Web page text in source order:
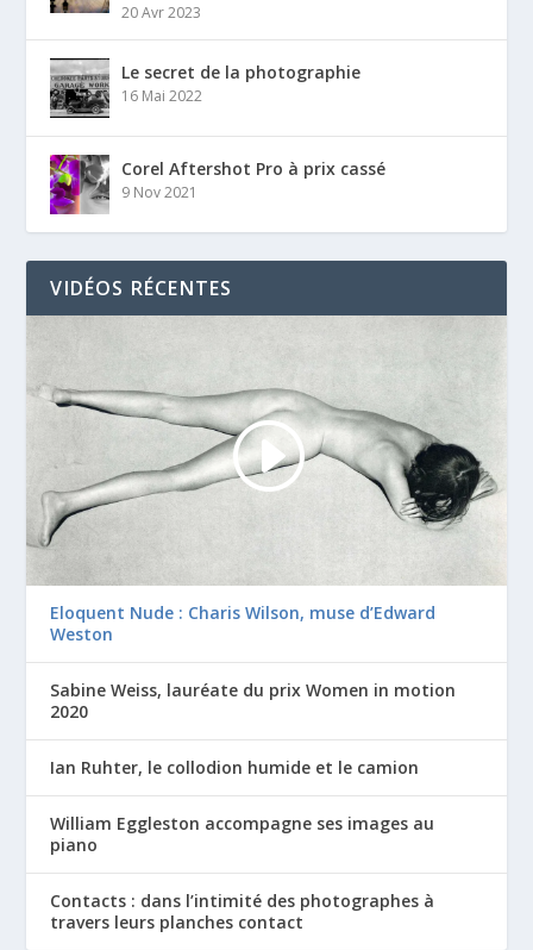
20 Avr 2023
Le secret de la photographie
16 Mai 2022
Corel Aftershot Pro à prix cassé
9 Nov 2021
VIDÉOS RÉCENTES
Eloquent Nude : Charis Wilson, muse d’Edward
Weston
Sabine Weiss, lauréate du prix Women in motion
2020
Ian Ruhter, le collodion humide et le camion
William Eggleston accompagne ses images au
piano
Contacts : dans l’intimité des photographes à
travers leurs planches contact